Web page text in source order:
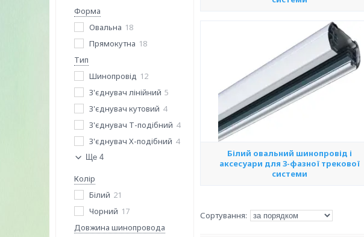
Форма
Овальна 18
Прямокутна 18
Тип
Шинопровід 12
З'єднувач лінійний 5
З'єднувач кутовий 4
З'єднувач Т-подібний 4
З'єднувач Х-подібний 4
Ще 4
Колір
Білий 21
Чорний 17
Довжина шинопровода
Білий овальний шинопровід і
аксесуари для 3-фазної трекової
системи